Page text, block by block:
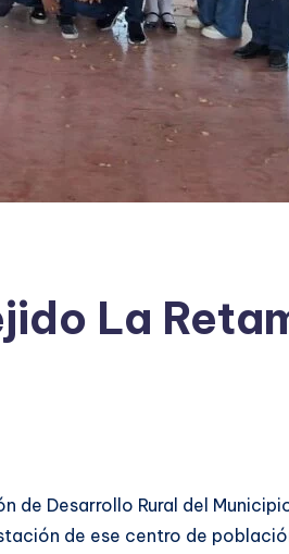
La
Desarrollo Rural del
de ese centro de